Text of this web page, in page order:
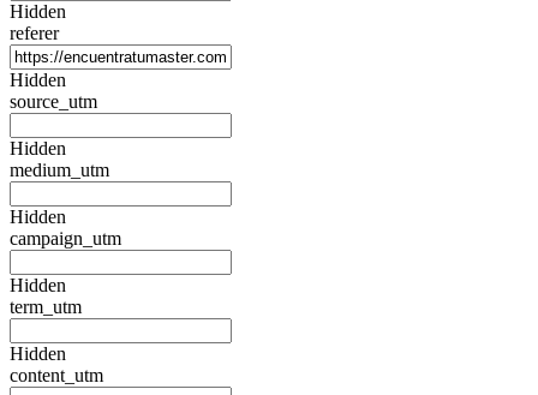
Hidden
referer
Hidden
source_utm
Hidden
medium_utm
Hidden
campaign_utm
Hidden
term_utm
Hidden
content_utm